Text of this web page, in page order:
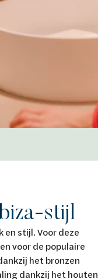
stijl
en stijl. Voor deze
voor de populaire
het bronzen
dankzij het houten